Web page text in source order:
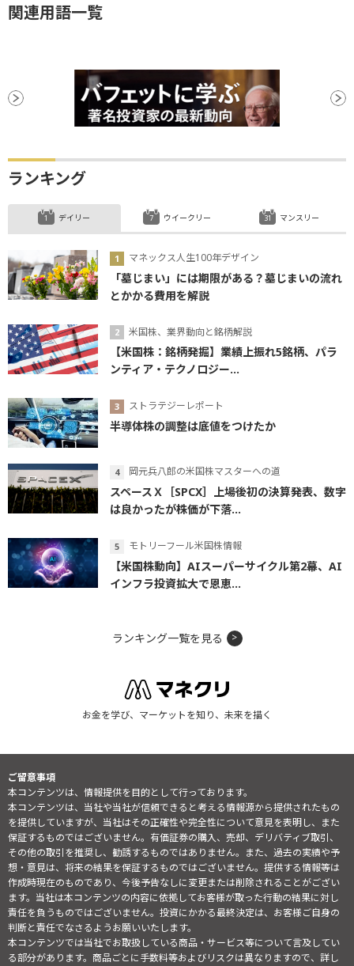
関連用語一覧
ランキング
デイリー
マネックス人生100年デザイン
「墓じまい」には期限がある？墓じまいの流れ
とかかる費用を解説
米国株、業界動向と銘柄解説
【米国株：銘柄発掘】業績上振れ5銘柄、パラ
ンティア・テクノロジー...
ストラテジーレポート
半導体株の調整は底値をつけたか
岡元兵八郎の米国株マスターへの道
スペースＸ［SPCX］上場後初の決算発表、数字
は良かったが株価が下落...
モトリーフール米国株情報
【米国株動向】AIスーパーサイクル第2幕、AI
インフラ投資拡大で恩恵...
ウイークリー マンスリー
ランキング一覧を見る
お金を学び、マーケットを知り、未来を描く
ご留意事項
本コンテンツは、情報提供を目的として行っております。
本コンテンツは、当社や当社が信頼できると考える情報源から提供されたもの
を提供していますが、当社はその正確性や完全性について意見を表明し、また
保証するものではございません。有価証券の購入、売却、デリバティブ取引、
その他の取引を推奨し、勧誘するものではありません。また、過去の実績や予
想・意見は、将来の結果を保証するものではございません。提供する情報等は
作成時現在のものであり、今後予告なしに変更または削除されることがござい
ます。当社は本コンテンツの内容に依拠してお客様が取った行動の結果に対し
責任を負うものではございません。投資にかかる最終決定は、お客様ご自身の
判断と責任でなさるようお願いいたします。
本コンテンツでは当社でお取扱している商品・サービス等について言及してい
る部分があります。商品ごとに手数料等およびリスクは異なりますので、詳し